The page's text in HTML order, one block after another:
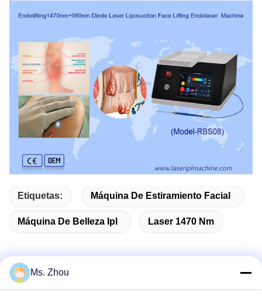
Etiquetas: Máquina De Estiramiento Facial
Máquina De Belleza Ipl Laser 1470 Nm
Ms. Zhou